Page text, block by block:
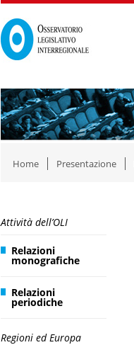
Home Presentazione
Attività dell’OLI
Relazioni
monografiche
Relazioni
periodiche
Regioni ed Europa